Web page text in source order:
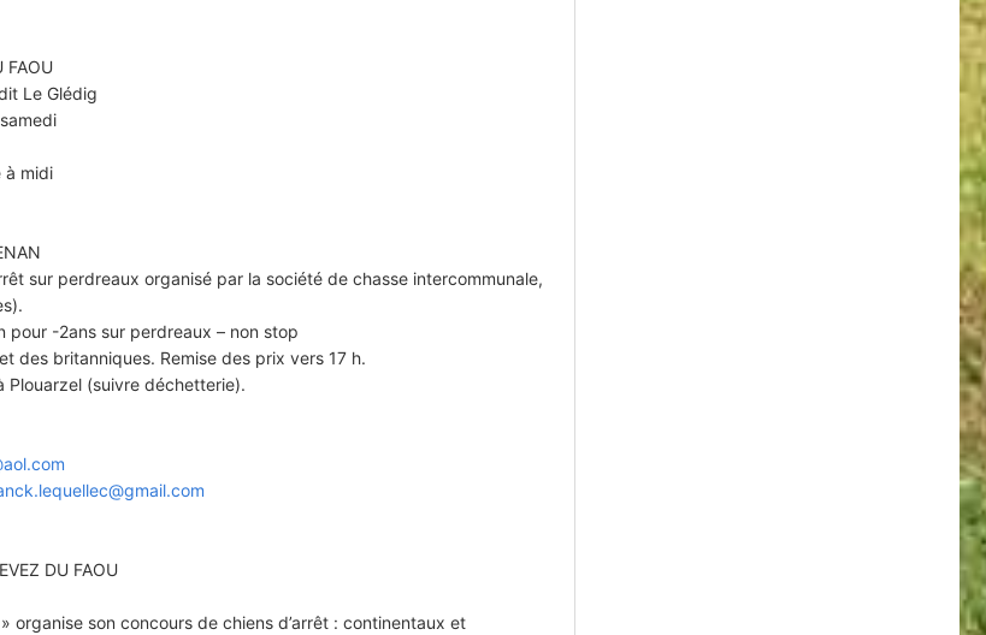
FAOU
Le Glédig
à midi
sur perdreaux organisé par la société de chasse intercommunale,
pour -2ans sur perdreaux – non stop
des britanniques. Remise des prix vers 17 h.
Plouarzel (suivre déchetterie).
DU FAOU
organise son concours de chiens d’arrêt : continentaux et